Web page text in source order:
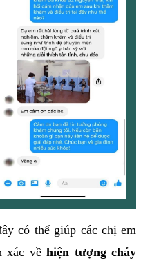
có thể giúp các chị em
xác vềhiện tượng chảy